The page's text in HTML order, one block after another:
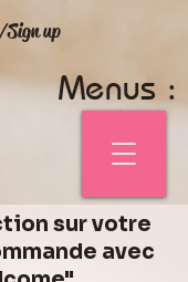
Sign up
Menus :
sur votre
avec